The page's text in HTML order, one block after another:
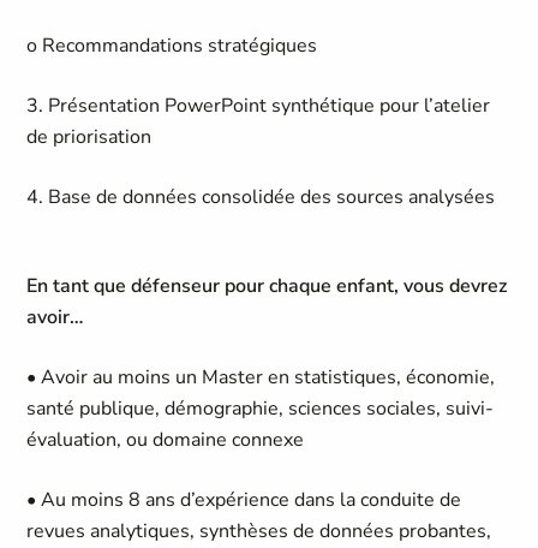
o Recommandations stratégiques
3. Présentation PowerPoint synthétique pour l’atelier
de priorisation
4. Base de données consolidée des sources analysées
En tant que défenseur pour chaque enfant, vous devrez
avoir…
• Avoir au moins un Master en statistiques, économie,
santé publique, démographie, sciences sociales, suivi-
évaluation, ou domaine connexe
• Au moins 8 ans d’expérience dans la conduite de
revues analytiques, synthèses de données probantes,